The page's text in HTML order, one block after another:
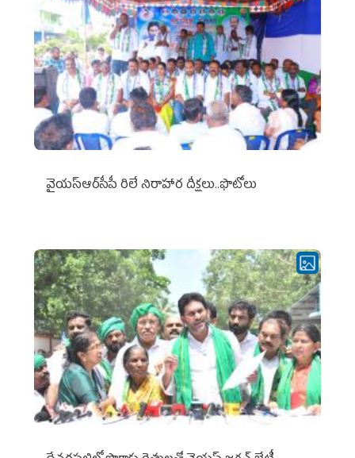
వైయ‌స్ఆర్‌సీపీ రిలే నిరాహార దీక్షలు..ఫొటోలు